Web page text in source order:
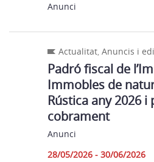
Anunci
Actualitat,Anuncis i
Padró fiscal de
Immobles de
Rústica any 2026 i
cobrament
Anunci
28/05/2026 - 30/06/2026